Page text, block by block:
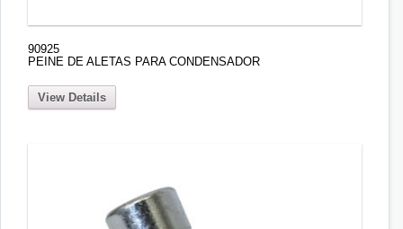
90925
PEINE DE ALETAS PARA CONDENSADOR
View Details